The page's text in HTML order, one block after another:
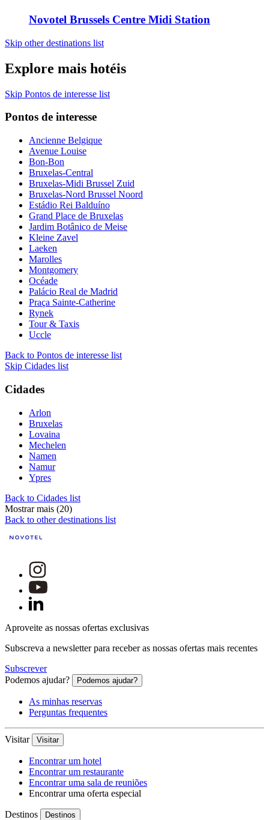
Novotel Brussels Centre Midi Station
Skip other destinations list
Explore mais hotéis
Skip Pontos de interesse list
Pontos de interesse
Ancienne Belgique
Avenue Louise
Bon-Bon
Bruxelas-Central
Bruxelas-Midi Brussel Zuid
Bruxelas-Nord Brussel Noord
Estádio Rei Balduíno
Grand Place de Bruxelas
Jardim Botânico de Meise
Kleine Zavel
Laeken
Marolles
Montgomery
Océade
Palácio Real de Madrid
Praça Sainte-Catherine
Rynek
Tour & Taxis
Uccle
Back to Pontos de interesse list
Skip Cidades list
Cidades
Arlon
Bruxelas
Lovaina
Mechelen
Namen
Namur
Ypres
Back to Cidades list
Mostrar mais (20)
Back to other destinations list
Aproveite as nossas ofertas exclusivas
Subscreva a newsletter para receber as nossas ofertas mais recentes
Subscrever
Podemos ajudar?
Podemos ajudar?
As minhas reservas
Perguntas frequentes
Visitar Visitar
Encontrar um hotel
Encontrar um restaurante
Encontrar uma sala de reuniões
Encontrar uma oferta especial
Destinos Destinos